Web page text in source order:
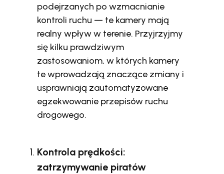
podejrzanych po wzmacnianie
kontroli ruchu — te kamery mają
realny wpływ w terenie. Przyjrzyjmy
się kilku prawdziwym
zastosowaniom, w których kamery
te wprowadzają znaczące zmiany i
usprawniają zautomatyzowane
egzekwowanie przepisów ruchu
drogowego.
Kontrola prędkości:
zatrzymywanie piratów